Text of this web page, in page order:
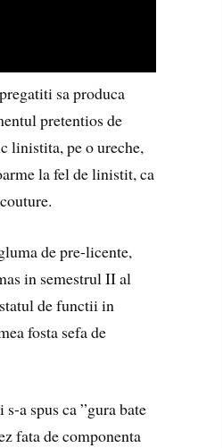
sa produca
pretentios de
linistita, pe o ureche,
la fel de linistit, ca
de pre-licente,
in semestrul II al
de functii in
fosta sefa de
a spus ca ”gura bate
fata de componenta